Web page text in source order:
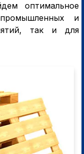
оптимальное
и
так и для